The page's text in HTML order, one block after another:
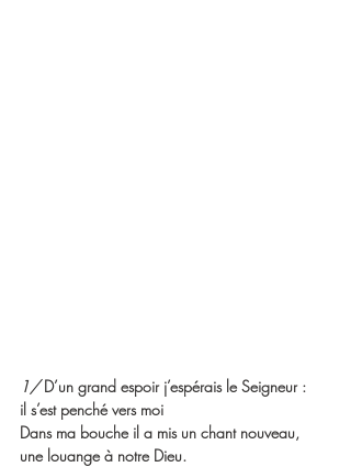
1/ D’un grand espoir j’espérais le Seigneur :
il s’est penché vers moi
Dans ma bouche il a mis un chant nouveau,
une louange à notre Dieu.